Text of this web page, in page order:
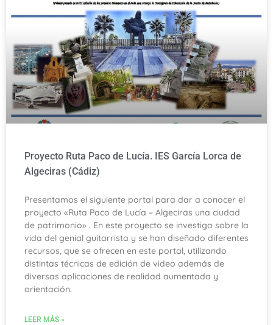
Proyecto Ruta Paco de Lucía. IES García Lorca de
Algeciras (Cádiz)
Presentamos el siguiente portal para dar a conocer el
proyecto «Ruta Paco de Lucía – Algeciras una ciudad
de patrimonio» . En este proyecto se investiga sobre la
vida del genial guitarrista y se han diseñado diferentes
recursos, que se ofrecen en este portal, utilizando
distintas técnicas de edición de video además de
diversas aplicaciones de realidad aumentada y
orientación.
LEER MÁS »